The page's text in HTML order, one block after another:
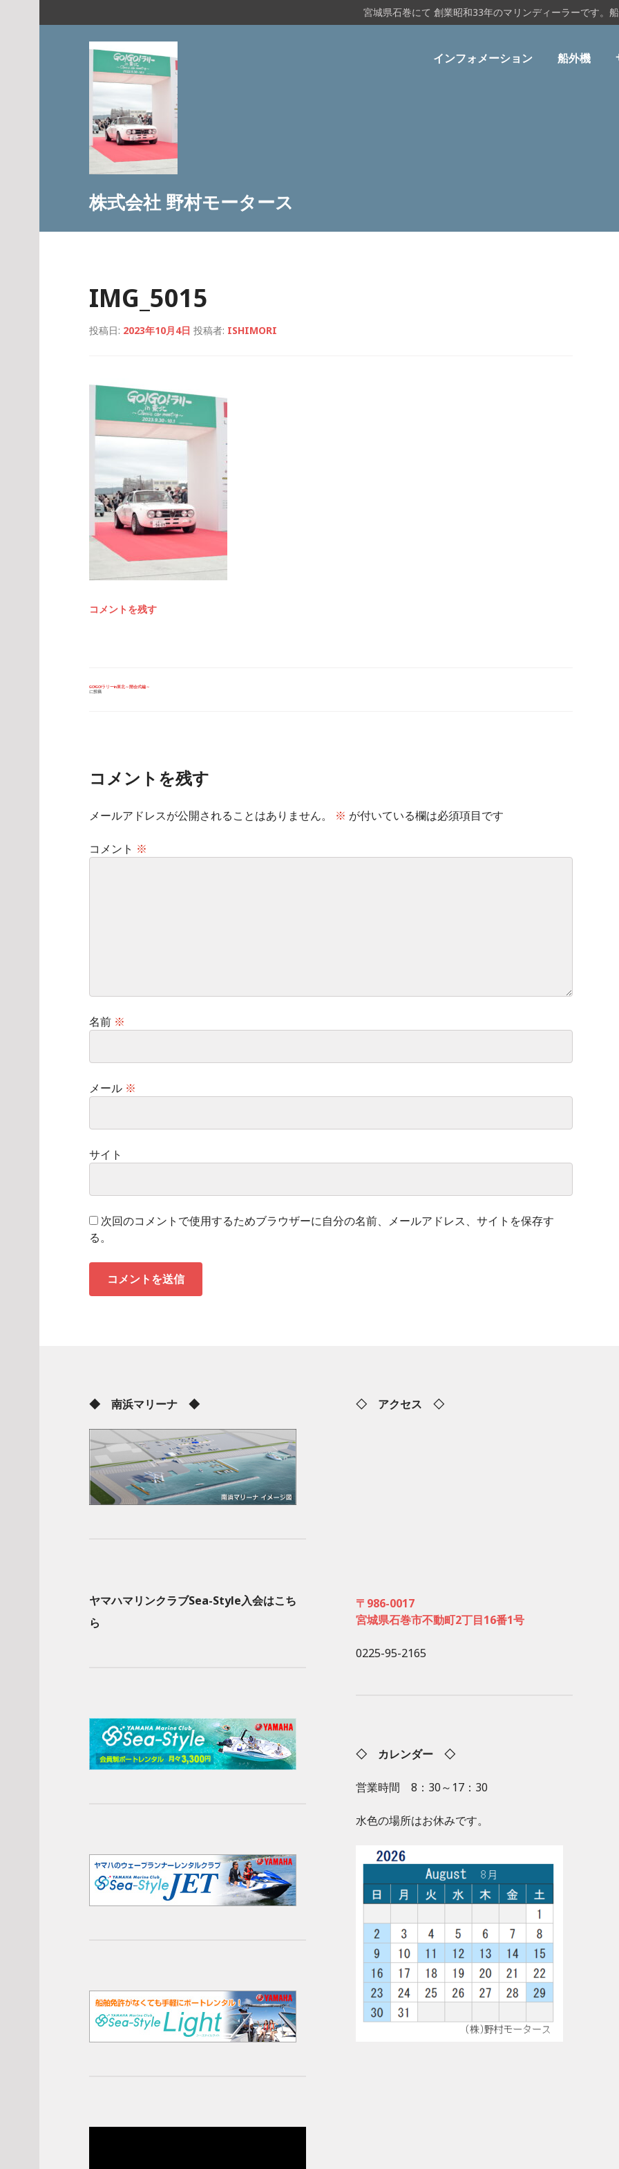
ン
宮城県石巻にて 創業昭和33年のマリンディーラーです。
株式会社 野村モータース
インフォメーション 船外機
IMG_5015
投稿日: 2023年10月4日 投稿者: ISHIMORI
コメントを残す
投
GO!GO!ラリーin東北～開会式編～
に投稿
コメントを残す
メールアドレスが公開されることはありません。 ※ が付いている欄は必須項目です
コメント ※
名前 ※
メール ※
サイト
次回のコメントで使用するためブラウザーに自分の名前、メールアドレス、サイトを保存す
る。
◆ 南浜マリーナ ◆
ヤマハマリンクラブSea-Style入会はこち
ら
◇ アクセス ◇
〒986-0017
宮城県石巻市不動町2丁目16番1号
0225-95-2165
◇ カレンダー ◇
営業時間 8：30～17：30
水色の場所はお休みです。